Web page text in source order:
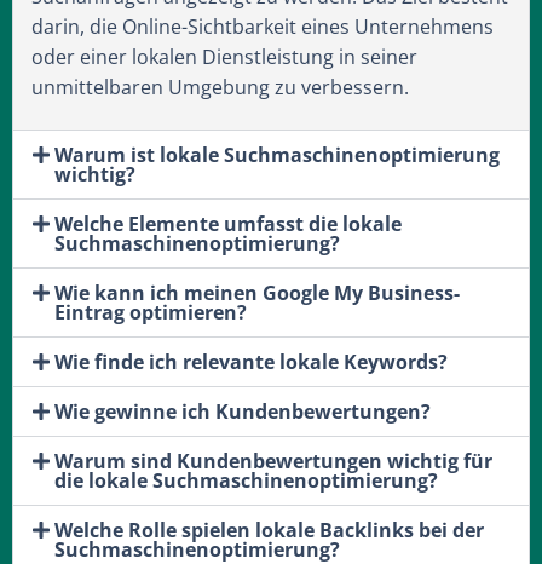
darin, die Online-Sichtbarkeit eines Unternehmens
oder einer lokalen Dienstleistung in seiner
unmittelbaren Umgebung zu verbessern.
Warum ist lokale Suchmaschinenoptimierung
wichtig?
Welche Elemente umfasst die lokale
Suchmaschinenoptimierung?
Wie kann ich meinen Google My Business-
Eintrag optimieren?
Wie finde ich relevante lokale Keywords?
Wie gewinne ich Kundenbewertungen?
Warum sind Kundenbewertungen wichtig für
die lokale Suchmaschinenoptimierung?
Welche Rolle spielen lokale Backlinks bei der
Suchmaschinenoptimierung?